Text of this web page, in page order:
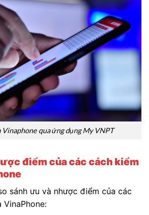
qua ứng dụng My VNPT
điểm của các cách kiểm
sánh ưu và nhược điểm của các